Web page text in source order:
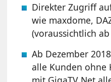
Direkter Zugriff
wie maxdome,
(voraussichtlich
Ab Dezember
alle Kunden ohne